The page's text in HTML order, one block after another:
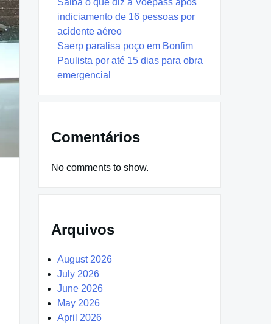
indiciamento de 16 pessoas por
acidente aéreo
Saerp paralisa poço em Bonfim
Paulista por até 15 dias para obra
emergencial
Comentários
No comments to show.
Arquivos
August 2026
July 2026
June 2026
May 2026
April 2026